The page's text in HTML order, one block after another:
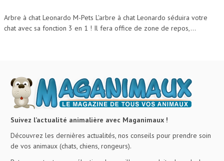
Arbre à chat Leonardo M-Pets L'arbre à chat Leonardo séduira votre
chat avec sa fonction 3 en 1 ! Il fera office de zone de repos,...
Suivez l’actualité animalière avec Maganimaux !
Découvrez les dernières actualités, nos conseils pour prendre soin
de vos animaux (chats, chiens, rongeurs).